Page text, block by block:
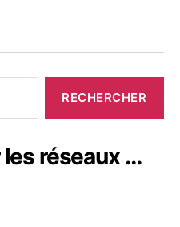
réseaux …